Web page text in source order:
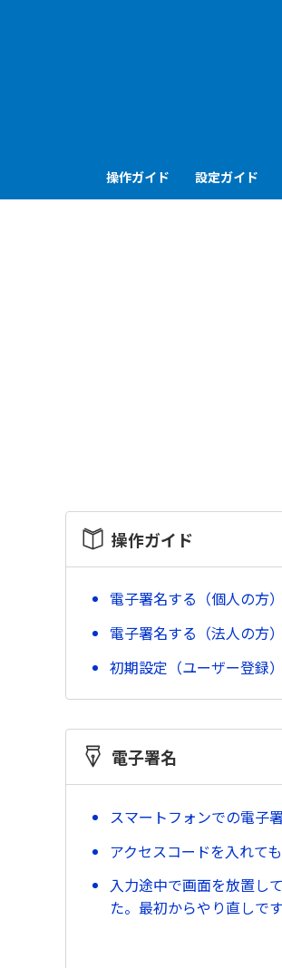
操作ガイド 設定ガイド
操作ガイド
電子署名する（個人の方）
電子署名する（法人の方）
初期設定（ユーザー登録）
電子署名
スマートフォンでの電子
アクセスコードを入れて
入力途中で画面を放置し
た。最初からやり直しで